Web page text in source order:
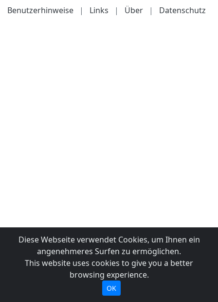
Benutzerhinweise
| Links | Über | Datenschutz
Diese Webseite verwendet Cookies, um Ihnen ein
angenehmeres Surfen zu ermöglichen.
This website uses cookies to give you a better
browsing experience.
OK